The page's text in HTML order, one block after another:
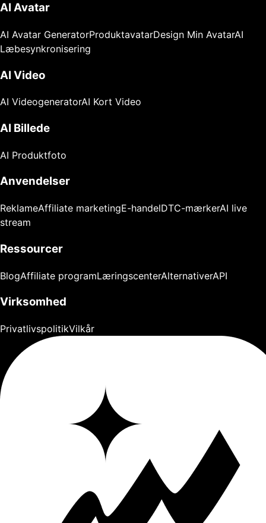
AI Avatar
AI Avatar GeneratorProduktavatarDesign Min AvatarAI
Læbesynkronisering
AI Video
AI VideogeneratorAI Kort Video
AI Billede
AI Produktfoto
Anvendelser
ReklameAffiliate marketingE-handelDTC-mærkerAI live
stream
Ressourcer
BlogAffiliate programLæringscenterAlternativerAPI
Virksomhed
PrivatlivspolitikVilkår